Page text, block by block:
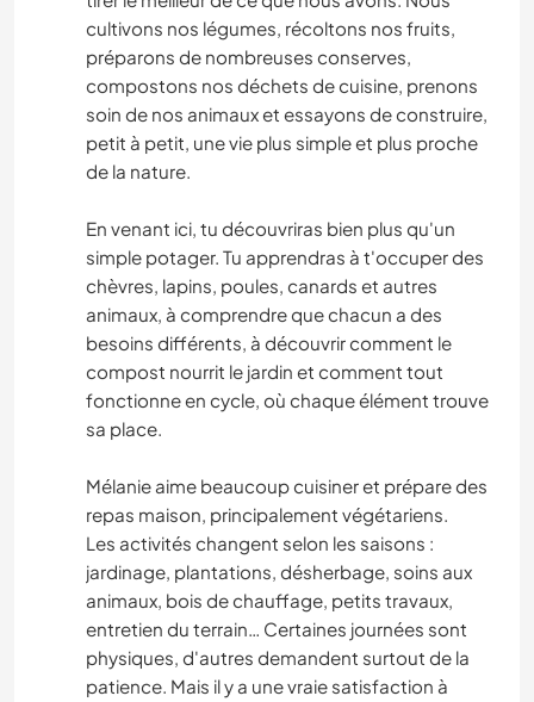
cultivons nos légumes, récoltons nos fruits,
préparons de nombreuses conserves,
compostons nos déchets de cuisine, prenons
soin de nos animaux et essayons de construire,
petit à petit, une vie plus simple et plus proche
de la nature.
En venant ici, tu découvriras bien plus qu'un
simple potager. Tu apprendras à t'occuper des
chèvres, lapins, poules, canards et autres
animaux, à comprendre que chacun a des
besoins différents, à découvrir comment le
compost nourrit le jardin et comment tout
fonctionne en cycle, où chaque élément trouve
sa place.
Mélanie aime beaucoup cuisiner et prépare des
repas maison, principalement végétariens.
Les activités changent selon les saisons :
jardinage, plantations, désherbage, soins aux
animaux, bois de chauffage, petits travaux,
entretien du terrain… Certaines journées sont
physiques, d'autres demandent surtout de la
patience. Mais il y a une vraie satisfaction à